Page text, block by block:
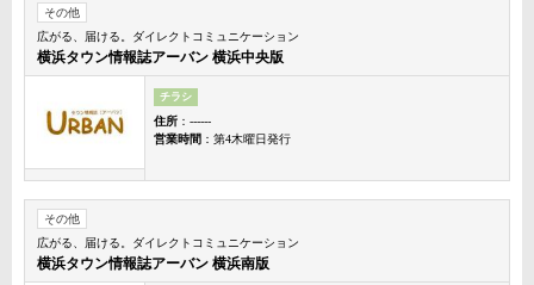
その他
広がる、届ける。ダイレクトコミュニケーション
横浜タウン情報誌アーバン 横浜中央版
チラシ
住所 ：------
営業時間 ：第4木曜日発行
その他
広がる、届ける。ダイレクトコミュニケーション
横浜タウン情報誌アーバン 横浜南版